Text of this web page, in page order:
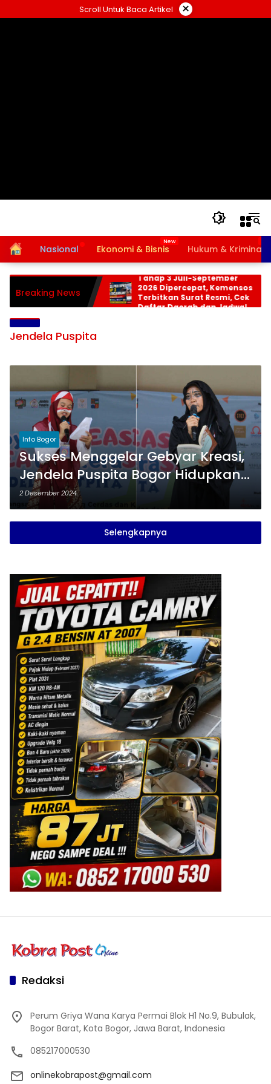
ke
Scroll Untuk Baca Artikel ×
HomeNasional Ekonomi & Bisnis Hukum & Kriminal
Breaking News
Bansos PKH dan BPNT
Tahap 3 Juli-September
2026 Dipercepat, Kemensos
Terbitkan Surat Resmi, Cek
Daftar Daerah dan Jadwal
Jendela Puspita
Info Bogor
Sukses Menggelar Gebyar Kreasi,
Jendela Puspita Bogor Hidupkan
Gairah Baca Puisi
2 Desember 2024
Selengkapnya
Redaksi
Perum Griya Wana Karya Permai Blok H1 No.9, Bubulak,
Bogor Barat, Kota Bogor, Jawa Barat, Indonesia
085217000530
onlinekobrapost@gmail.com